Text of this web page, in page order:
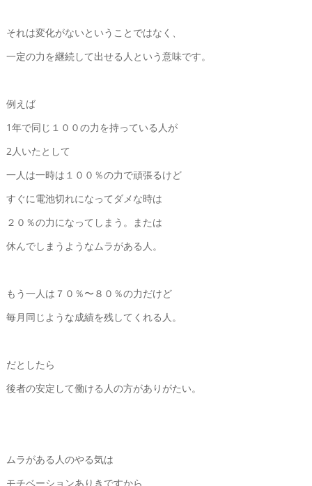
それは変化がないということではなく、
一定の力を継続して出せる人という意味です。
例えば
1年で同じ１００の力を持っている人が
2人いたとして
一人は一時は１００％の力で頑張るけど
すぐに電池切れになってダメな時は
２０％の力になってしまう。または
休んでしまうようなムラがある人。
もう一人は７０％〜８０％の力だけど
毎月同じような成績を残してくれる人。
だとしたら
後者の安定して働ける人の方がありがたい。
ムラがある人のやる気は
モチベーションありきですから